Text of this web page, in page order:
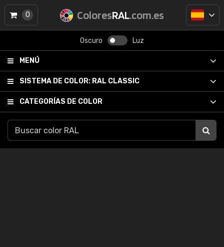
ColoresRAL.com.es
Oscuro Luz
MENÚ
SISTEMA DE COLOR: RAL CLASSIC
CATEGORÍAS DE COLOR
0